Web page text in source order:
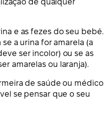
de qualquer
e as fezes do seu bebé.
a urina for amarela (a
ser incolor) ou se as
amarelas ou laranja).
de saúde ou médico
se pensar que o seu